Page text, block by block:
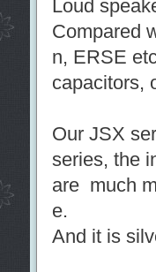
Loud
Compared
n, ERSE
capacitors,
Our JSX
series, the
are much
e.
And it is